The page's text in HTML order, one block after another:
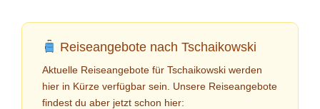
Reiseangebote nach Tschaikowski
Aktuelle Reiseangebote für Tschaikowski werden
hier in Kürze verfügbar sein. Unsere Reiseangebote
findest du aber jetzt schon hier: